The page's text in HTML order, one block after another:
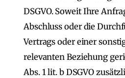
DSGVO. Soweit Ihre
Abschluss oder die
Vertrags oder einer
relevanten Beziehung
Abs. 1 lit. b DSGVO